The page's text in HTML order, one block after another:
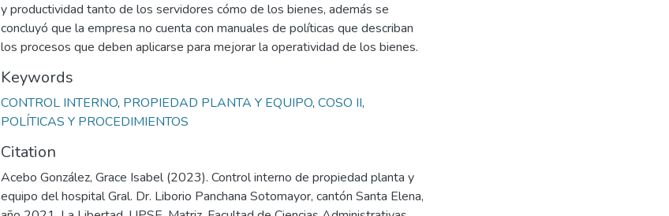
y productividad tanto de los servidores cómo de los bienes, además se
concluyó que la empresa no cuenta con manuales de políticas que describan
los procesos que deben aplicarse para mejorar la operatividad de los bienes.
Keywords
CONTROL INTERNO, PROPIEDAD PLANTA Y EQUIPO, COSO II,
POLÍTICAS Y PROCEDIMIENTOS
Citation
Acebo González, Grace Isabel (2023). Control interno de propiedad planta y
equipo del hospital Gral. Dr. Liborio Panchana Sotomayor, cantón Santa Elena,